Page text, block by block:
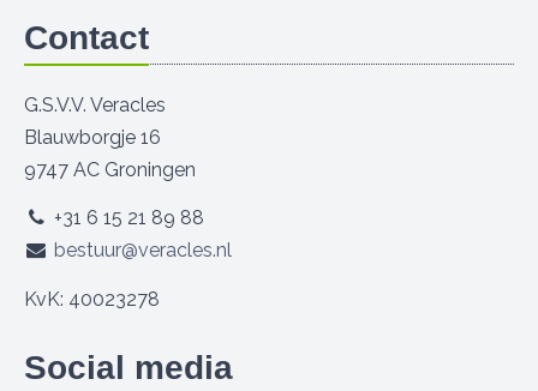
Contact
G.S.V.V. Veracles
Blauwborgje 16
9747 AC Groningen
+31 6 15 21 89 88
bestuur@veracles.nl
KvK: 40023278
Social media